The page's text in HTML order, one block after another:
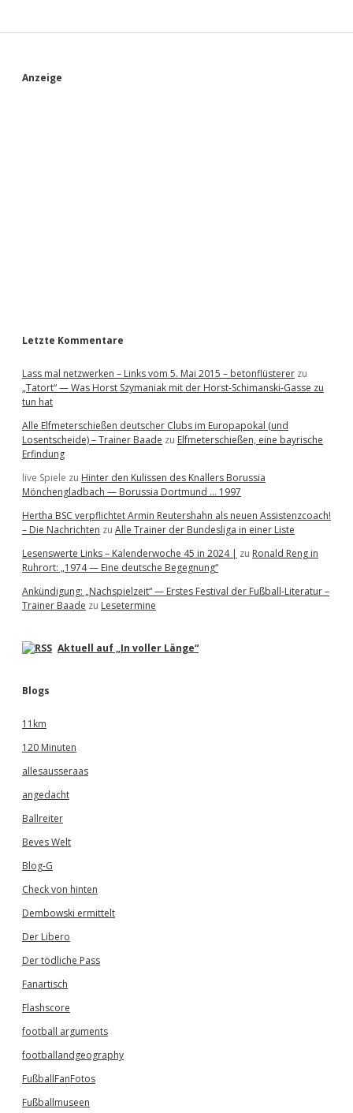
S
Anzeige
Letzte Kommentare
Lass mal netzwerken – Links vom 5. Mai 2015 – betonflüsterer zu
„Tatort“ — Was Horst Szymaniak mit der Horst-Schimanski-Gasse zu
tun hat
Alle Elfmeterschießen deutscher Clubs im Europapokal (und
Losentscheide) – Trainer Baade zu Elfmeterschießen, eine bayrische
Erfindung
live Spiele zu Hinter den Kulissen des Knallers Borussia
Mönchengladbach — Borussia Dortmund … 1997
Hertha BSC verpflichtet Armin Reutershahn als neuen Assistenzcoach!
– Die Nachrichten zu Alle Trainer der Bundesliga in einer Liste
Lesenswerte Links – Kalenderwoche 45 in 2024 | zu Ronald Reng in
Ruhrort: „1974 — Eine deutsche Begegnung“
Ankündigung: „Nachspielzeit“ — Erstes Festival der Fußball-Literatur –
Trainer Baade zu Lesetermine
Aktuell auf „In voller Länge“
Blogs
11km
120 Minuten
allesausseraas
angedacht
Ballreiter
Beves Welt
Blog-G
Check von hinten
Dembowski ermittelt
Der Libero
Der tödliche Pass
Fanartisch
Flashscore
football arguments
footballandgeography
FußballFanFotos
Fußballmuseen